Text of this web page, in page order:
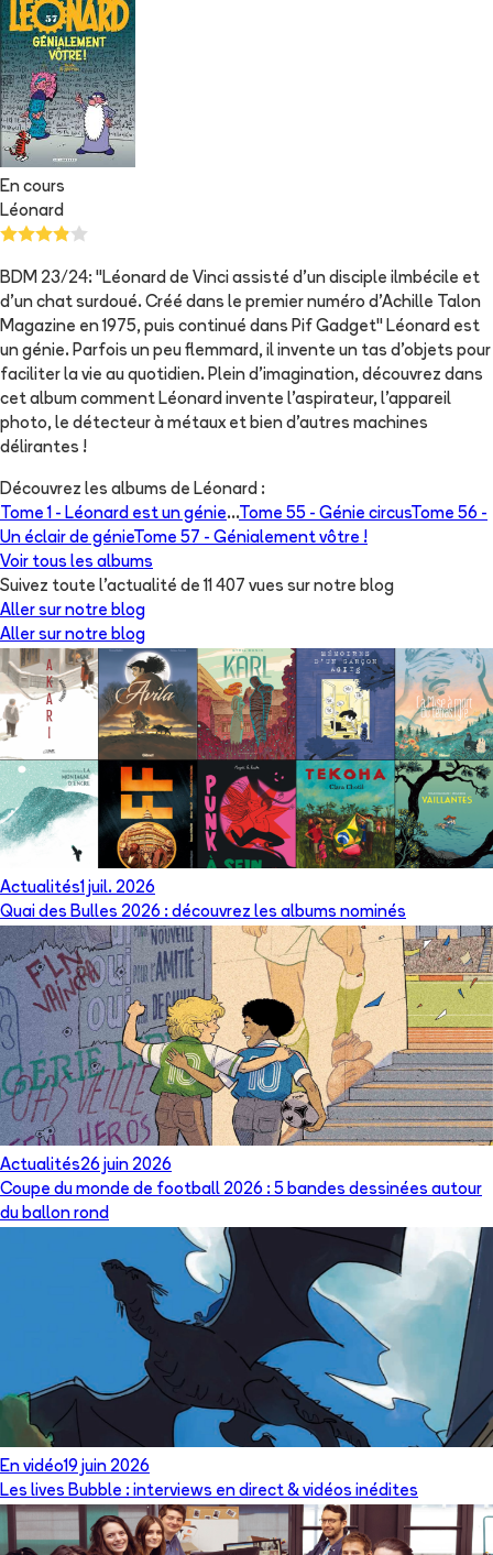
En cours
Léonard
BDM 23/24: "Léonard de Vinci assisté d'un disciple ilmbécile et
d'un chat surdoué. Créé dans le premier numéro d'Achille Talon
Magazine en 1975, puis continué dans Pif Gadget" Léonard est
un génie. Parfois un peu flemmard, il invente un tas d'objets pour
faciliter la vie au quotidien. Plein d'imagination, découvrez dans
cet album comment Léonard invente l'aspirateur, l'appareil
photo, le détecteur à métaux et bien d'autres machines
délirantes !
Découvrez les albums de Léonard :
Tome 1 - Léonard est un génie...Tome 55 - Génie circusTome 56 -
Un éclair de génieTome 57 - Génialement vôtre !
Voir tous les albums
Suivez toute l'actualité de 11 407 vues sur notre blog
Aller sur notre blog
Aller sur notre blog
Actualités1 juil. 2026
Quai des Bulles 2026 : découvrez les albums nominés
Actualités26 juin 2026
Coupe du monde de football 2026 : 5 bandes dessinées autour
du ballon rond
En vidéo19 juin 2026
Les lives Bubble : interviews en direct & vidéos inédites